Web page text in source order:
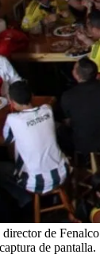
de
de pantalla.